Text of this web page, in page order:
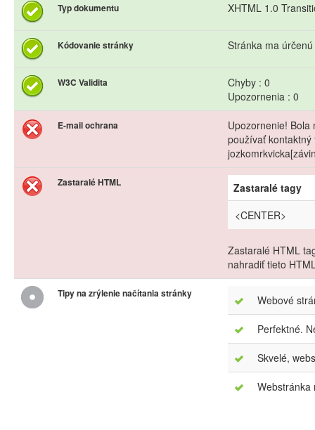
Typ dokumentu XHTML 1.0
Kódovanie stránky Stránka ma
W3C Validita
Chyby : 0
Upozornenia : 0
E-mail ochrana
Upozornenie!
používať
Zastaralé HTML
Zastaralé tagy
<CENTER>
Zastaralé HTML
nahradiť tieto
Tipy na zrýlenie načítania stránky Webové
Perfektné.
Skvelé,
Webstránka